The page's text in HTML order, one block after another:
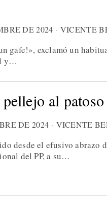
DE 2024 VICENTE
gafe!», exclamó un
y…
al
DE 2024 VICENTE
desde el efusivo abrazo
del PP, a su…